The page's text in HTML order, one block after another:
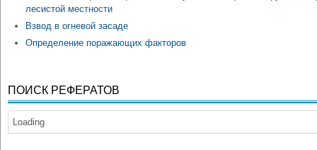
лесистой местности
Взвод в огневой засаде
Определение поражающих факторов
ПОИСК РЕФЕРАТОВ
Loading